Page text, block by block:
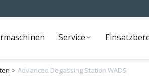
Service
> Advanced Degassing Station WADS